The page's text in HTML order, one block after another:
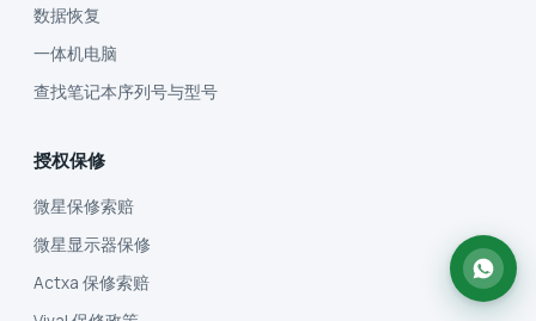
数据恢复
一体机电脑
查找笔记本序列号与型号
授权保修
微星保修索赔
微星显示器保修
Actxa 保修索赔